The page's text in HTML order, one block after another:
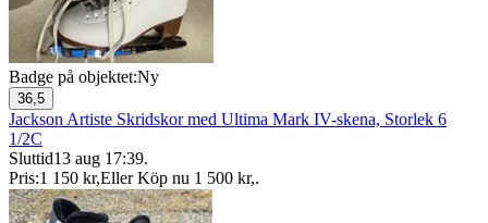
Badge på objektet:Ny
36,5
Jackson Artiste Skridskor med Ultima Mark IV-skena, Storlek 6
1/2C
Sluttid13 aug 17:39.
Pris:1 150 kr,Eller Köp nu 1 500 kr,.